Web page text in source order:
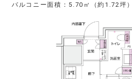
バルコニー面積：5.70㎡（約1.72坪）